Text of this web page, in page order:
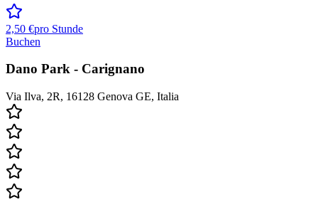
2,50 €pro Stunde
Buchen
Dano Park - Carignano
Via Ilva, 2R, 16128 Genova GE, Italia